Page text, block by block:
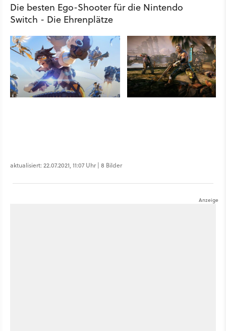
Die besten Ego-Shooter für die Nintendo
Switch - Die Ehrenplätze
aktualisiert: 22.07.2021, 11:07 Uhr | 8 Bilder